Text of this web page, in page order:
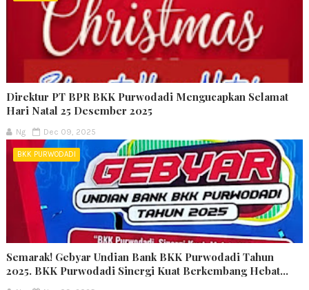
Direktur PT BPR BKK Purwodadi Mengucapkan Selamat
Hari Natal 25 Desember 2025
Ng Dec 09, 2025
BKK PURWODADI
Semarak! Gebyar Undian Bank BKK Purwodadi Tahun
2025. BKK Purwodadi Sinergi Kuat Berkembang Hebat...